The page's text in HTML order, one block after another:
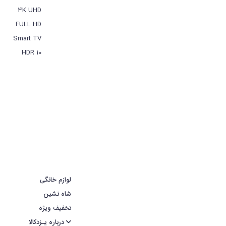
4K UHD
FULL HD
Smart TV
HDR 10
لوازم خانگی
شاه نشین
تخفیف ویژه